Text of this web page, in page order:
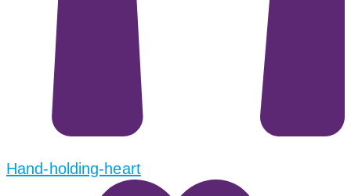
Hand-holding-heart